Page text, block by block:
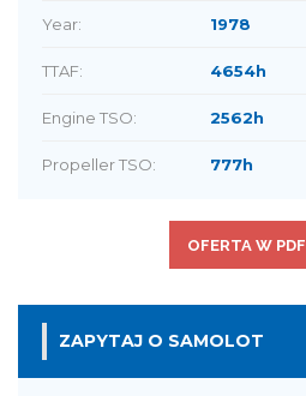
Year: 1978
TTAF: 4654h
Engine TSO: 2562h
Propeller TSO: 777h
OFERTA W PDF
ZAPYTAJ O SAMOLOT